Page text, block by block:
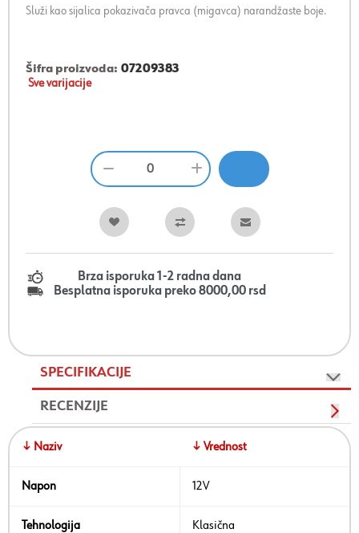
Služi kao sijalica pokazivača pravca (migavca) narandžaste boje.
Šifra proizvoda: 07209383
Sve varijacije
Brza isporuka 1-2 radna dana
Besplatna isporuka preko 8000,00 rsd
SPECIFIKACIJE
RECENZIJE
↓ Naziv ↓ Vrednost
Napon 12V
Tehnologija Klasična